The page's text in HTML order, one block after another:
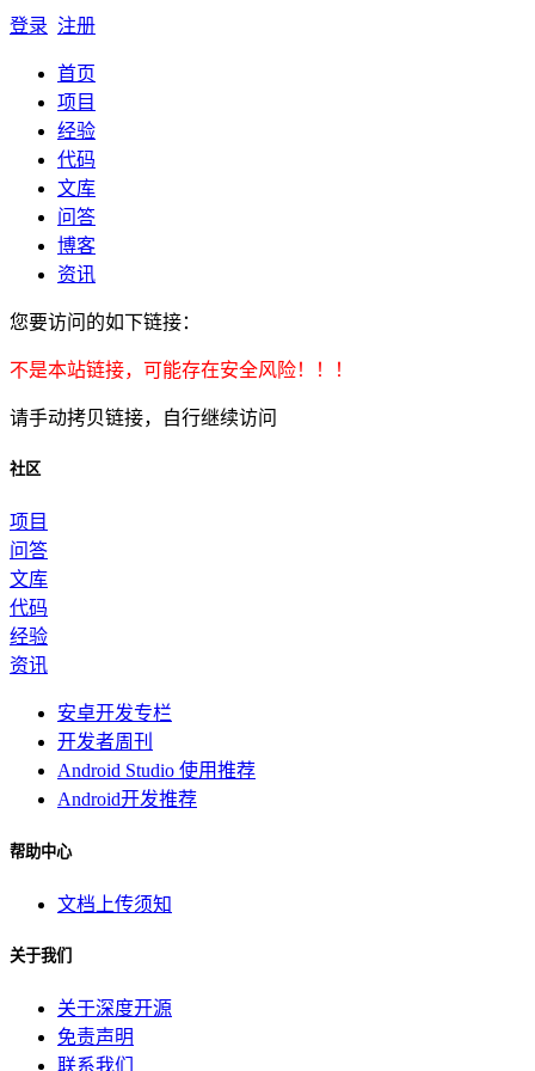
登录 注册
首页
项目
经验
代码
文库
问答
博客
资讯
您要访问的如下链接：
不是本站链接，可能存在安全风险！！！
请手动拷贝链接，自行继续访问
社区
项目
问答
文库
代码
经验
资讯
安卓开发专栏
开发者周刊
Android Studio 使用推荐
Android开发推荐
帮助中心
文档上传须知
关于我们
关于深度开源
免责声明
联系我们